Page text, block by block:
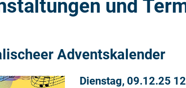
und
Adventskalender
Dienstag, 09.12.25